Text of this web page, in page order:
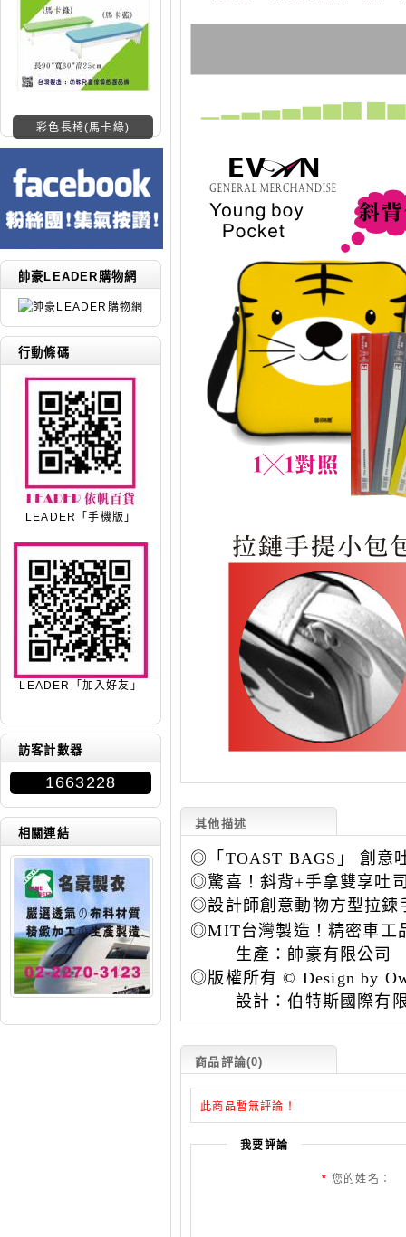
彩色長椅(馬卡綠)
帥豪LEADER購物網
行動條碼
LEADER「手機版」
LEADER「加入好友」
訪客計數器
1663228
相關連結
其他描述
◎「TOAST BAGS」 創意
◎驚喜！斜背+手拿雙享吐
◎設計師創意動物方型拉鍊
◎MIT台灣製造！精密車工
生產：帥豪有限公司
◎版權所有 © Design by
設計：伯特斯國際有
商品評論(0)
此商品暫無評論！
我要評論
* 您的姓名：